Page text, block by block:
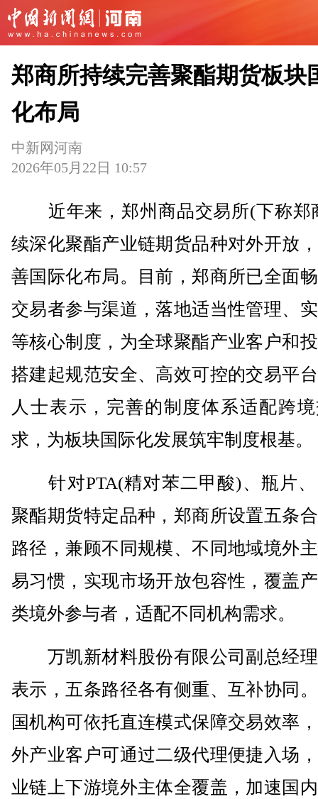
郑商所持续完善聚酯期货板块
化布局
中新网河南
2026年05月22日 10:57
近年来，郑州商品交易所(下称郑
续深化聚酯产业链期货品种对外开放
善国际化布局。目前，郑商所已全面
交易者参与渠道，落地适当性管理、
等核心制度，为全球聚酯产业客户和
搭建起规范安全、高效可控的交易平
人士表示，完善的制度体系适配跨
求，为板块国际化发展筑牢制度根基。
针对PTA(精对苯二甲酸)、瓶片、
聚酯期货特定品种，郑商所设置五条
路径，兼顾不同规模、不同地域境外
易习惯，实现市场开放包容性，覆盖
类境外参与者，适配不同机构需求。
万凯新材料股份有限公司副总经
表示，五条路径各有侧重、互补协同
国机构可依托直连模式保障交易效率
外产业客户可通过二级代理便捷入场
业链上下游境外主体全覆盖，加速国